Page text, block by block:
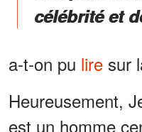
célébrité et
a-t-on pu lire sur
Heureusement,
est un homme